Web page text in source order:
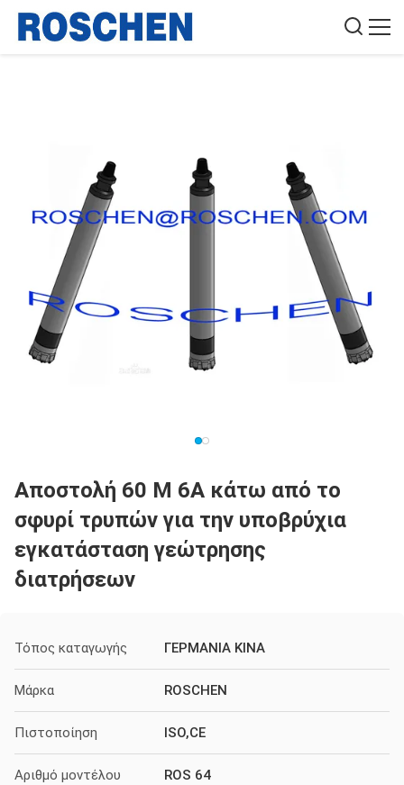
Αποστολή 60 Μ 6A κάτω από το
σφυρί τρυπών για την υποβρύχια
εγκατάσταση γεώτρησης
διατρήσεων
Τόπος καταγωγής ΓΕΡΜΑΝΙΑ ΚΙΝΑ
Μάρκα ROSCHEN
Πιστοποίηση ISO,CE
Αριθμό μοντέλου ROS 64